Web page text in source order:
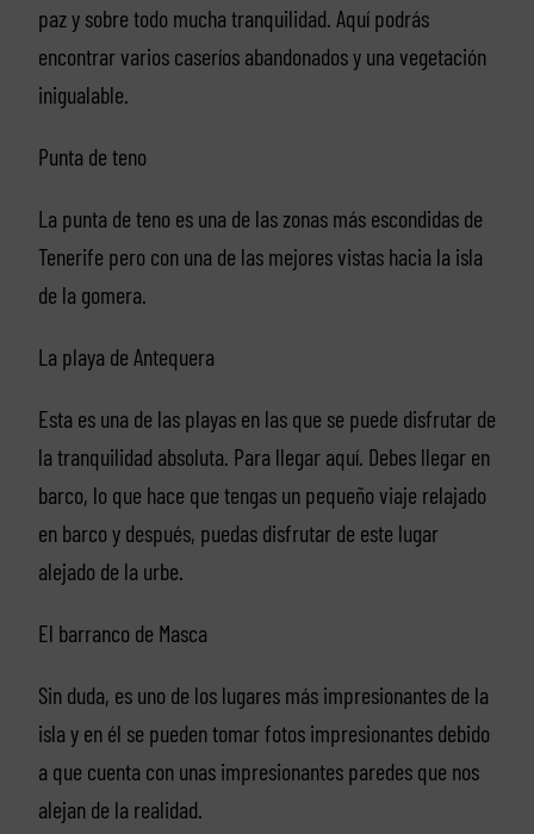
paz y sobre todo mucha tranquilidad. Aquí podrás
encontrar varios caseríos abandonados y una vegetación
inigualable.
Punta de teno
La punta de teno es una de las zonas más escondidas de
Tenerife pero con una de las mejores vistas hacia la isla
de la gomera.
La playa de Antequera
Esta es una de las playas en las que se puede disfrutar de
la tranquilidad absoluta. Para llegar aquí. Debes llegar en
barco, lo que hace que tengas un pequeño viaje relajado
en barco y después, puedas disfrutar de este lugar
alejado de la urbe.
El barranco de Masca
Sin duda, es uno de los lugares más impresionantes de la
isla y en él se pueden tomar fotos impresionantes debido
a que cuenta con unas impresionantes paredes que nos
alejan de la realidad.